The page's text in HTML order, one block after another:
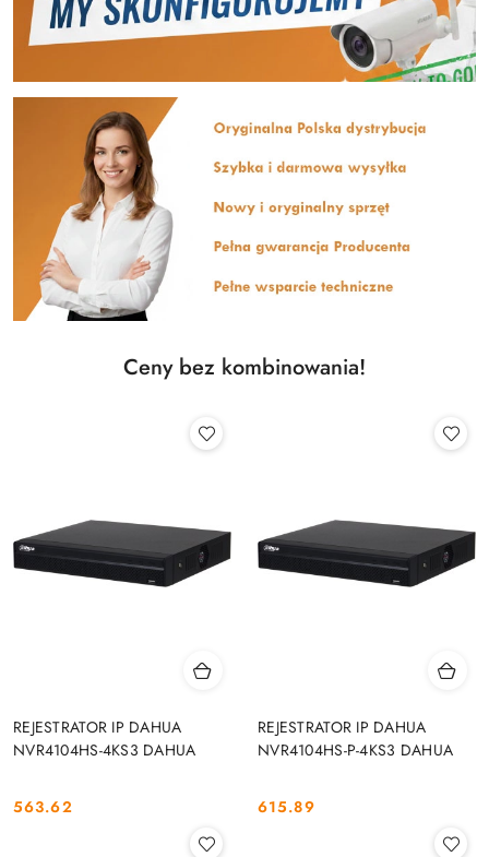
Ceny bez kombinowania!
REJESTRATOR IP DAHUA
NVR4104HS-4KS3 DAHUA
Cena:
563.62
REJESTRATOR IP DAHUA
NVR4104HS-P-4KS3 DAHUA
Cena:
615.89